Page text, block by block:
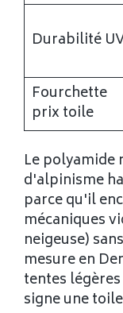
Durabilité
Fourchette
prix toile
Le polyamide
d'alpinisme
parce qu'il
mécaniques
neigeuse)
mesure en
tentes
signe une